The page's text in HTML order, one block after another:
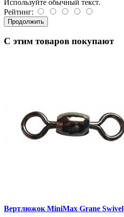
Используйте обычный текст.
Рейтинг:
Продолжить
C этим товаров покупают
Вертлюжок MiniMax Grane Swivel